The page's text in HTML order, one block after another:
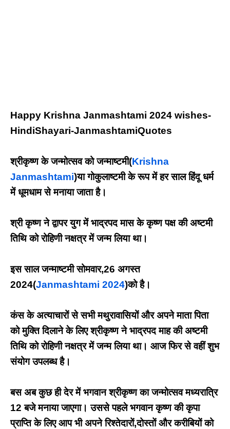
Happy Krishna Janmashtami 2024 wishes-
HindiShayari-JanmashtamiQuotes
श्रीकृष्ण के जन्मोत्सव को जन्माष्टमी(Krishna
Janmashtami)या गोकुलाष्टमी के रूप में हर साल हिंदू धर्म
में धूमधाम से मनाया जाता है।
श्री कृष्ण ने द्वापर युग में भाद्रपद मास के कृष्ण पक्ष की अष्टमी
तिथि को रोहिणी नक्षत्र में जन्म लिया था।
इस साल जन्माष्टमी सोमवार,26 अगस्त
2024(Janmashtami 2024)को है।
कंस के अत्याचारों से सभी मथुरावासियों और अपने माता पिता
को मुक्ति दिलाने के लिए श्रीकृष्ण ने भाद्रपद माह की अष्टमी
तिथि को रोहिणी नक्षत्र में जन्म लिया था। आज फिर से वहीं शुभ
संयोग उपलब्ध है।
बस अब कुछ ही देर में भगवान श्रीकृष्ण का जन्मोत्सव मध्यरात्रि
12 बजे मनाया जाएगा। उससे पहले भगवान कृष्ण की कृपा
प्राप्ति के लिए आप भी अपने रिश्तेदारों,दोस्तों और करीबियों को